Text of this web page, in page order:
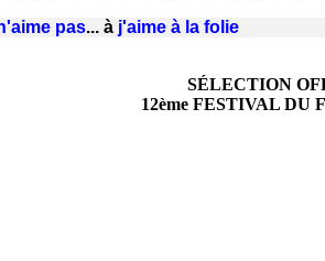
pas... à j'aime à la folie
SÉLECTION
12ème FESTIVAL